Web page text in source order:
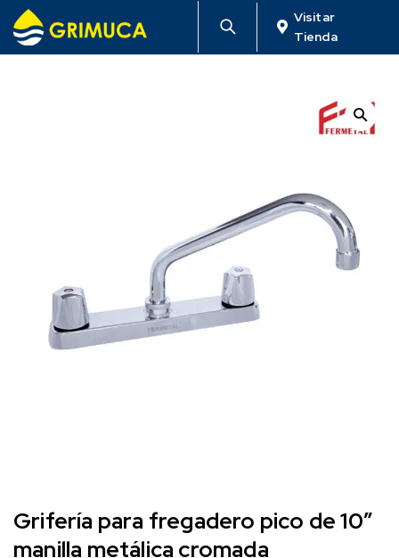
Visitar
Tienda
Grifería para fregadero pico de 10″
manilla metálica cromada